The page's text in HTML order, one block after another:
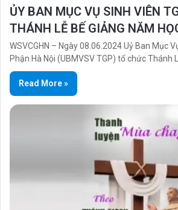
ỦY BAN MỤC VỤ SINH VIÊN
THÁNH LỄ BẾ GIẢNG NĂM
WSVCGHN – Ngày 08.06.2024 Uỷ Ban Mục
Phận Hà Nội (UBMVSV TGP) tổ chức Thánh
Read More »